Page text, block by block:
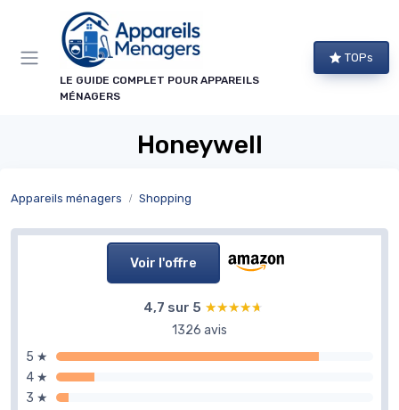
LE GUIDE COMPLET POUR APPAREILS
MÉNAGERS
TOPs
Honeywell
Appareils ménagers Shopping
Voir l'offre
4,7 sur 5 ★★★★★
★★★★★
1326 avis
5 ★
4 ★
3 ★
Panneau de gestion des cookies